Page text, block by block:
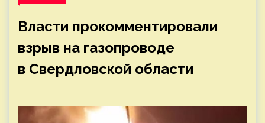
Власти прокомментировали
взрыв на газопроводе
в Свердловской области